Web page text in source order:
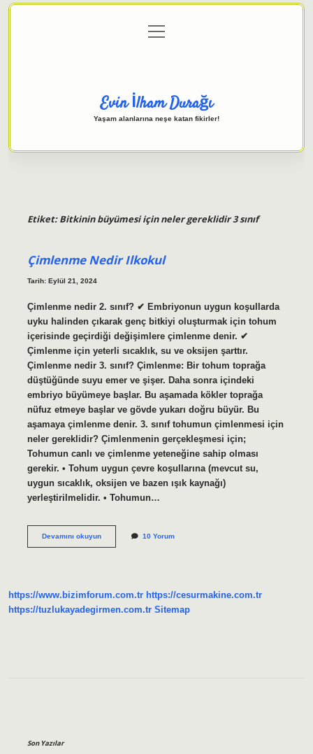
Gizlilik Politikası
menüyü
aç
Evin İlham Durağı
Yaşam alanlarına neşe katan fikirler!
Etiket:Bitkinin büyümesi için neler gereklidir 3 sınıf
Çimlenme Nedir Ilkokul
Tarih: Eylül 21, 2024
Çimlenme nedir 2. sınıf? ✔ Embriyonun uygun koşullarda
uyku halinden çıkarak genç bitkiyi oluşturmak için tohum
içerisinde geçirdiği değişimlere çimlenme denir. ✔
Çimlenme için yeterli sıcaklık, su ve oksijen şarttır.
Çimlenme nedir 3. sınıf? Çimlenme: Bir tohum toprağa
düştüğünde suyu emer ve şişer. Daha sonra içindeki
embriyo büyümeye başlar. Bu aşamada kökler toprağa
nüfuz etmeye başlar ve gövde yukarı doğru büyür. Bu
aşamaya çimlenme denir. 3. sınıf tohumun çimlenmesi için
neler gereklidir? Çimlenmenin gerçekleşmesi için;
Tohumun canlı ve çimlenme yeteneğine sahip olması
gerekir. • Tohum uygun çevre koşullarına (mevcut su,
uygun sıcaklık, oksijen ve bazen ışık kaynağı)
yerleştirilmelidir. • Tohumun…
Devamını okuyunÇimlenme
10 Yorum
https://www.bizimforum.com.tr https://cesurmakine.com.tr
https://tuzlukayadegirmen.com.tr Sitemap
Son Yazılar